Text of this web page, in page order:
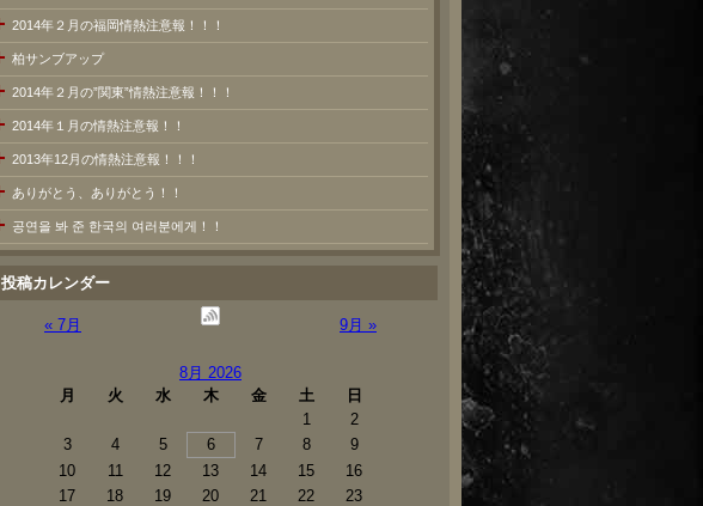
2014年２月の福岡情熱注意報！！！
柏サンブアップ
2014年２月の”関東”情熱注意報！！！
2014年１月の情熱注意報！！
2013年12月の情熱注意報！！！
ありがとう、ありがとう！！
공연을 봐 준 한국의 여러분에게！！
投稿カレンダー
« 7月 9月 »
8月 2026
月
火 水 木 金 土
日
1
2
3
4 5 6 7 8
9
10
11 12 13 14 15
16
17
18 19 20 21 22
23